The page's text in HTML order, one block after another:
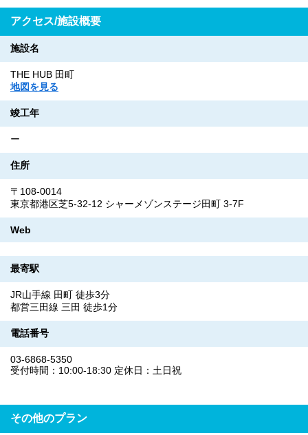
アクセス/施設概要
施設名
THE HUB 田町
地図を見る
竣工年
ー
住所
〒108-0014
東京都港区芝5-32-12 シャーメゾンステージ田町 3-7F
Web
最寄駅
JR山手線 田町 徒歩3分
都営三田線 三田 徒歩1分
電話番号
03-6868-5350
受付時間：10:00-18:30 定休日：土日祝
その他のプラン